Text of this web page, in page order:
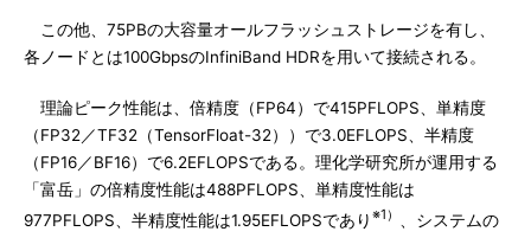
この他、75PBの大容量オールフラッシュストレージを有し、
各ノードとは100GbpsのInfiniBand HDRを用いて接続される。
理論ピーク性能は、倍精度（FP64）で415PFLOPS、単精度
（FP32／TF32（TensorFloat-32））で3.0EFLOPS、半精度
（FP16／BF16）で6.2EFLOPSである。理化学研究所が運用する
「富岳」の倍精度性能は488PFLOPS、単精度性能は
977PFLOPS、半精度性能は1.95EFLOPSであり ※1）
、システムの